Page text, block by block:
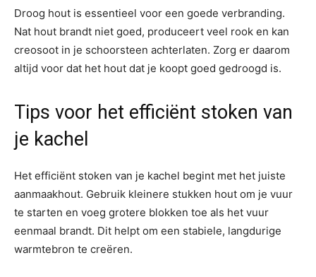
Droog hout is essentieel voor een goede verbranding.
Nat hout brandt niet goed, produceert veel rook en kan
creosoot in je schoorsteen achterlaten. Zorg er daarom
altijd voor dat het hout dat je koopt goed gedroogd is.
Tips voor het efficiënt stoken van
je kachel
Het efficiënt stoken van je kachel begint met het juiste
aanmaakhout. Gebruik kleinere stukken hout om je vuur
te starten en voeg grotere blokken toe als het vuur
eenmaal brandt. Dit helpt om een stabiele, langdurige
warmtebron te creëren.